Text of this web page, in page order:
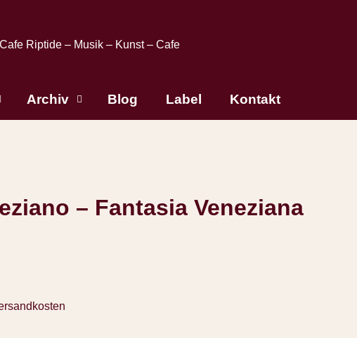
Archiv Blog Label Kontakt
– Fantasia Veneziana